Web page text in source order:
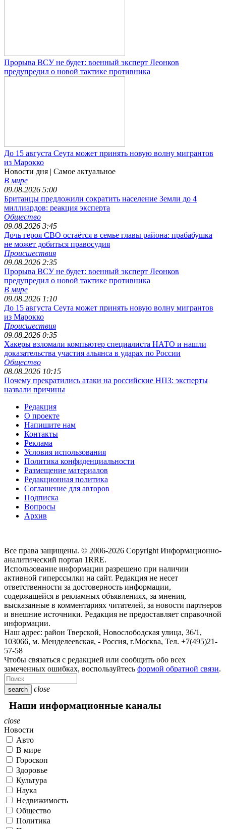
Прорыва ВСУ не будет: военный эксперт Леонков
предупредил о новой тактике противника
До 15 августа Сеута может принять новую волну мигрантов
из Марокко
Новости дня | Самое актуальное
В мире
09.08.2026 5:00
Британцы предложили сократить население Земли до 4
миллиардов: реакция эксперта
Общество
09.08.2026 3:45
Дочь героя СВО остаётся в семье главы района: прабабушка
не может добиться правосудия
Происшествия
09.08.2026 2:35
Прорыва ВСУ не будет: военный эксперт Леонков
предупредил о новой тактике противника
В мире
09.08.2026 1:10
До 15 августа Сеута может принять новую волну мигрантов
из Марокко
Происшествия
09.08.2026 0:35
Хакеры взломали компьютер специалиста НАТО и нашли
доказательства участия альянса в ударах по России
Общество
08.08.2026 10:15
Почему прекратились атаки на российские НПЗ: эксперты
назвали причины
Редакция
О проекте
Напишите нам
Контакты
Реклама
Условия использования
Политика конфиденциальности
Размещение материалов
Редакционная политика
Соглашение для авторов
Подписка
Вопросы
Архив
Все права защищены. © 2006-2026 Copyright Информационно-
аналитический портал 1RRE.
Использование информации разрешено при наличии
активной гиперссылки на сайт. Редакция не несет
ответственности за достоверность информации,
содержащейся в рекламных объявлениях, за мнения,
высказанные в комментариях читателей, за новости партнеров
и внешние источники. Редакция не предоставляет справочной
информации.
Наш адрес: район Тверской, Новослободская улица, 36/1 ,
103066, м. Менделеевская, - Россия, г.Москва, Тел. +7(495)21-
57-58
Чтобы связаться с редакцией или сообщить обо всех
замеченных ошибках, воспользуйтесь формой обратной связи.
search close
Наши информационные каналы
close
Новости
Авто
В мире
Гороскоп
Здоровье
Культура
Наука
Недвижимость
Общество
Политика